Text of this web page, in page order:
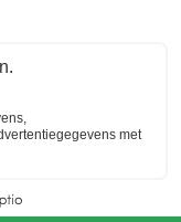
is een
door te
het algemeen over
badkamer en een
Benieuwd naar
een een divers en